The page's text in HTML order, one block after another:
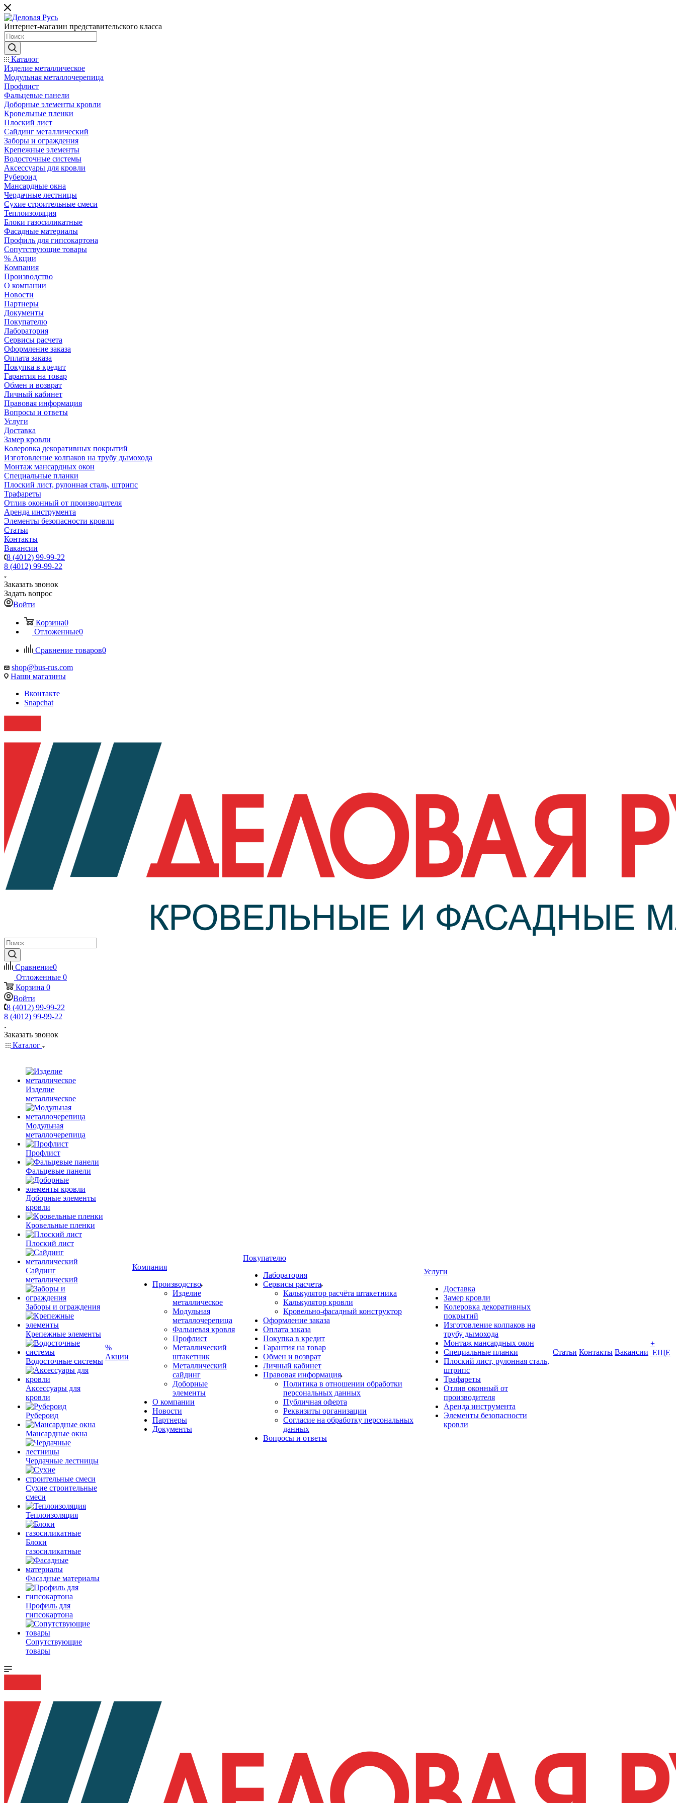
Интернет-магазин представительского класса
Каталог
Изделие металлическое
Модульная металлочерепица
Профлист
Фальцевые панели
Доборные элементы кровли
Кровельные пленки
Плоский лист
Сайдинг металлический
Заборы и ограждения
Крепежные элементы
Водосточные системы
Аксессуары для кровли
Рубероид
Мансардные окна
Чердачные лестницы
Сухие строительные смеси
Теплоизоляция
Блоки газосиликатные
Фасадные материалы
Профиль для гипсокартона
Сопутствующие товары
% Акции
Компания
Производство
О компании
Новости
Партнеры
Документы
Покупателю
Лаборатория
Сервисы расчета
Оформление заказа
Оплата заказа
Покупка в кредит
Гарантия на товар
Обмен и возврат
Личный кабинет
Правовая информация
Вопросы и ответы
Услуги
Доставка
Замер кровли
Колеровка декоративных покрытий
Изготовление колпаков на трубу дымохода
Монтаж мансардных окон
Специальные планки
Плоский лист, рулонная сталь, штрипс
Трафареты
Отлив оконный от производителя
Аренда инструмента
Элементы безопасности кровли
Статьи
Контакты
Вакансии
8 (4012) 99-99-22
8 (4012) 99-99-22
Заказать звонок
Задать вопрос
Войти
Корзина0
Отложенные0
Сравнение товаров0
shop@bus-rus.com
Наши магазины
Вконтакте
Snapchat
Сравнение0
Отложенные 0
Корзина 0
Войти
8 (4012) 99-99-22
8 (4012) 99-99-22
Заказать звонок
Каталог
Изделие
металлическое
Модульная
металлочерепица
Профлист
Фальцевые панели
Доборные элементы
кровли
Кровельные пленки
Плоский лист
Сайдинг
металлический
Заборы и ограждения
Крепежные элементы
Водосточные системы
Аксессуары для
кровли
Рубероид
Мансардные окна
Чердачные лестницы
Сухие строительные
смеси
Теплоизоляция
Блоки
газосиликатные
Фасадные материалы
Профиль для
гипсокартона
Сопутствующие
товары
%
Акции
Компания
Производство
Изделие
металлическое
Модульная
металлочерепица
Фальцевая кровля
Профлист
Металлический
штакетник
Металлический
сайдинг
Доборные
элементы
О компании
Новости
Партнеры
Документы
Покупателю
Лаборатория
Сервисы расчета
Калькулятор расчёта штакетника
Калькулятор кровли
Кровельно-фасадный конструктор
Оформление заказа
Оплата заказа
Покупка в кредит
Гарантия на товар
Обмен и возврат
Личный кабинет
Правовая информация
Политика в отношении обработки
персональных данных
Публичная оферта
Реквизиты организации
Согласие на обработку персональных
данных
Вопросы и ответы
Услуги
Доставка
Замер кровли
Колеровка декоративных
покрытий
Изготовление колпаков на
трубу дымохода
Монтаж мансардных окон
Специальные планки
Плоский лист, рулонная сталь,
штрипс
Трафареты
Отлив оконный от
производителя
Аренда инструмента
Элементы безопасности
кровли
Статьи Контакты Вакансии
+
ЕЩЕ